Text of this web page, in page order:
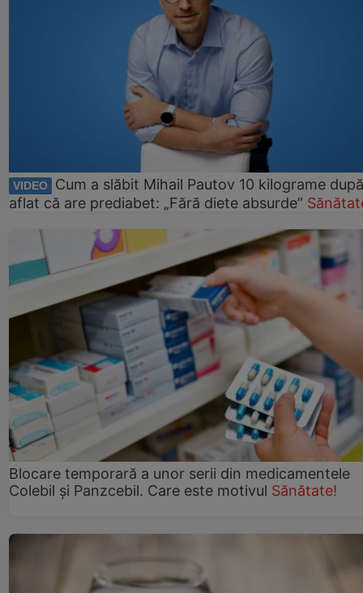
VIDEO
Cum a slăbit Mihail Pautov 10 kilograme
aflat că are prediabet: „Fără diete absurde”
Blocare temporară a unor serii din medicamentele
Colebil și Panzcebil. Care este motivul Sănătate!